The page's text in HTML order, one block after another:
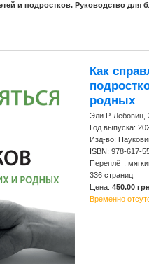
и подростков. Руководство
Как
родных
Эли Р.
Год выпуска:
Изд-во:
ISBN: 978-617-
Переплёт:
336 страниц
Цена: 450.00
Временно